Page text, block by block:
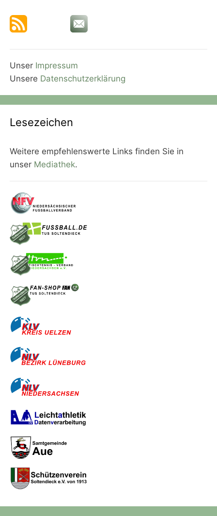
Unser Impressum
Unsere Datenschutzerklärung
Lesezeichen
Weitere empfehlenswerte Links finden Sie in
unser Mediathek.